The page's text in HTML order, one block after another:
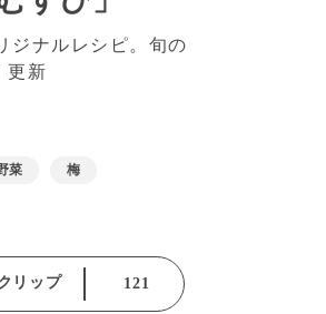
ジナルレシピ。旬の
更新
菜 梅
リップ 121